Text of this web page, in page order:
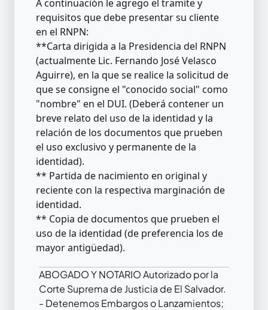
A continuación le agrego el tramite y
requisitos que debe presentar su cliente
en el RNPN:
**Carta dirigida a la Presidencia del RNPN
(actualmente Lic. Fernando José Velasco
Aguirre), en la que se realice la solicitud de
que se consigne el "conocido social" como
"nombre" en el DUI. (Deberá contener un
breve relato del uso de la identidad y la
relación de los documentos que prueben
el uso exclusivo y permanente de la
identidad).
** Partida de nacimiento en original y
reciente con la respectiva marginación de
identidad.
** Copia de documentos que prueben el
uso de la identidad (de preferencia los de
mayor antigüedad).
ABOGADO Y NOTARIO Autorizado por la
Corte Suprema de Justicia de El Salvador.
- Detenemos Embargos o Lanzamientos;